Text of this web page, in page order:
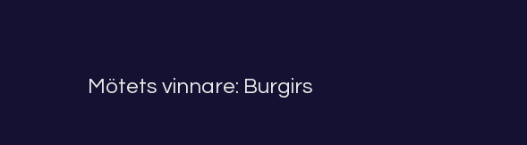
Mötets vinnare: Burgirs